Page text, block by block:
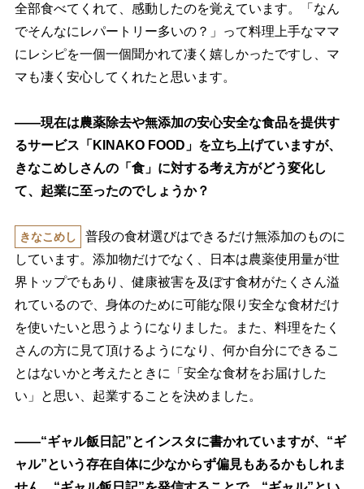
全部食べてくれて、感動したのを覚えています。「なん
でそんなにレパートリー多いの？」って料理上手なママ
にレシピを一個一個聞かれて凄く嬉しかったですし、マ
マも凄く安心してくれたと思います。
――現在は農薬除去や無添加の安心安全な食品を提供す
るサービス「KINAKO FOOD」を立ち上げていますが、
きなこめしさんの「食」に対する考え方がどう変化し
て、起業に至ったのでしょうか？
きなこめし
普段の食材選びはできるだけ無添加のものに
しています。添加物だけでなく、日本は農薬使用量が世
界トップでもあり、健康被害を及ぼす食材がたくさん溢
れているので、身体のために可能な限り安全な食材だけ
を使いたいと思うようになりました。また、料理をたく
さんの方に見て頂けるようになり、何か自分にできるこ
とはないかと考えたときに「安全な食材をお届けした
い」と思い、起業することを決めました。
――“ギャル飯日記”とインスタに書かれていますが、“ギ
ャル”という存在自体に少なからず偏見もあるかもしれま